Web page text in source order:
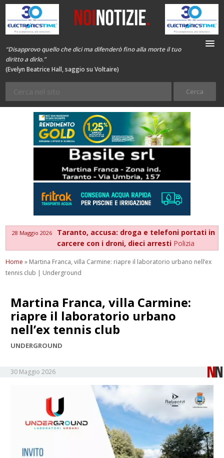
“Disapprovo quello che dici ma difenderò fino alla morte il tuo
diritto a dirlo.”
(Evelyn Beatrice Hall, saggio su Voltaire)
28 Maggio 2026
Taranto, accusa: droga e telefoni portati in
carcere con i droni, dieci arresti Polizia
Home » Martina Franca, villa Carmine: riapre il laboratorio urbano nell’ex
tennis club | Underground
Martina Franca, villa Carmine:
riapre il laboratorio urbano
nell’ex tennis club
UNDERGROUND
30 Maggio 2026